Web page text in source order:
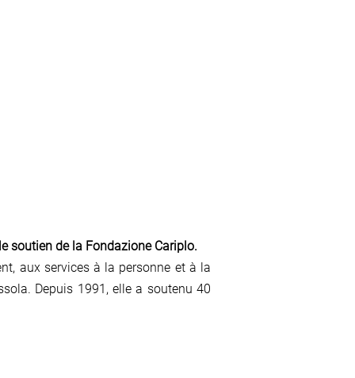
soutien de la Fondazione Cariplo.
aux services à la personne et à la
Depuis 1991, elle a soutenu 40